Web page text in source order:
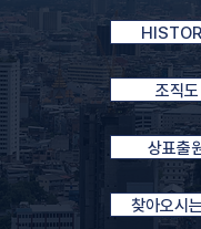
조직도
상표출
찾아오시